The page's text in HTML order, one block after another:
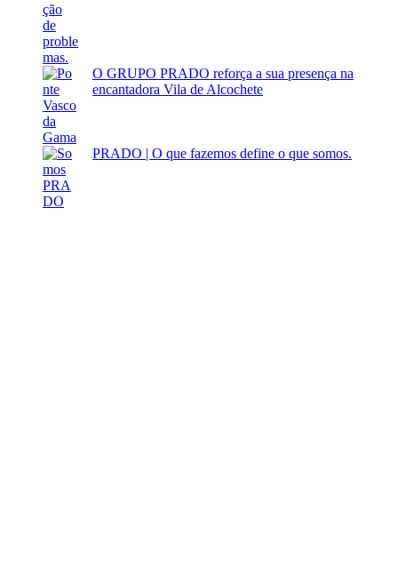
O GRUPO PRADO reforça a sua presença na
encantadora Vila de Alcochete
PRADO | O que fazemos define o que somos.